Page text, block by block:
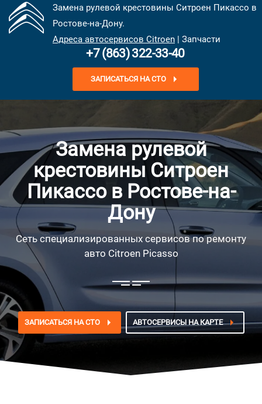
Замена рулевой крестовины Ситроен Пикассо в
Ростове-на-Дону.
Адреса автосервисов Citroen | Запчасти
+7 (863) 322-33-40
ЗАПИСАТЬСЯ НА СТО
Замена рулевой
крестовины Ситроен
Пикассо в Ростове-на-
Дону
Сеть специализированных сервисов по ремонту
авто Citroen Picasso
ЗАПИСАТЬСЯ НА СТО АВТОСЕРВИСЫ НА КАРТЕ